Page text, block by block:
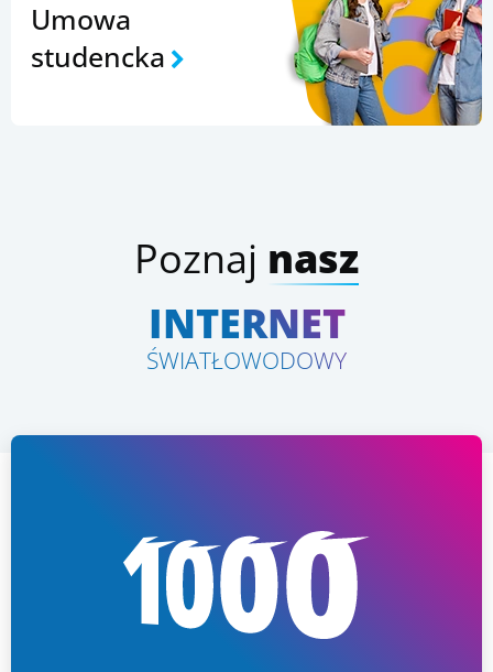
Umowa
studencka
Poznaj nasz
INTERNET
ŚWIATŁOWODOWY